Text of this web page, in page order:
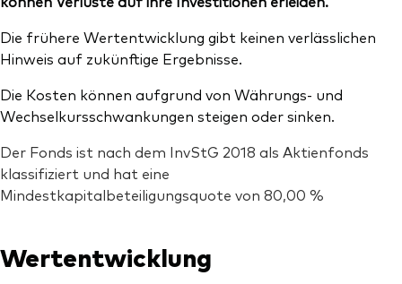
Die frühere Wertentwicklung gibt keinen verlässlichen
Hinweis auf zukünftige Ergebnisse.
Die Kosten können aufgrund von Währungs- und
Wechselkursschwankungen steigen oder sinken.
Der Fonds ist nach dem InvStG 2018 als Aktienfonds
klassifiziert und hat eine
Mindestkapitalbeteiligungsquote von 80,00 %
Wertentwicklung